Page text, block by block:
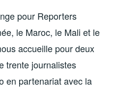
pour Reporters
le Maroc, le Mali et le
accueille pour deux
trente journalistes
en partenariat avec la